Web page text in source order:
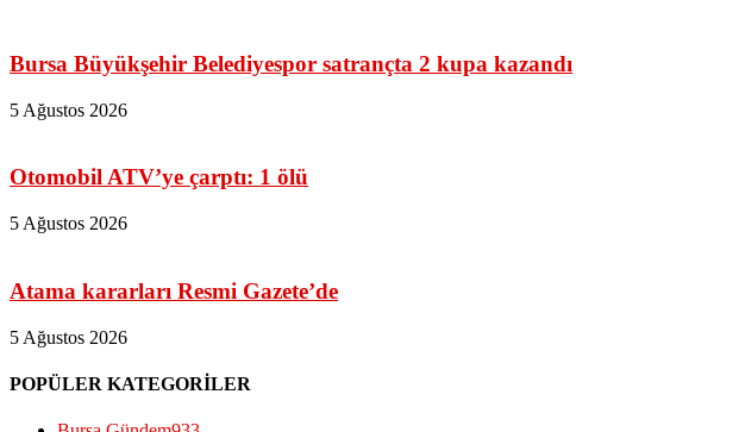
Bursa Büyükşehir Belediyespor satrançta 2 kupa kazandı
5 Ağustos 2026
Otomobil ATV’ye çarptı: 1 ölü
5 Ağustos 2026
Atama kararları Resmi Gazete’de
5 Ağustos 2026
POPÜLER KATEGORİLER